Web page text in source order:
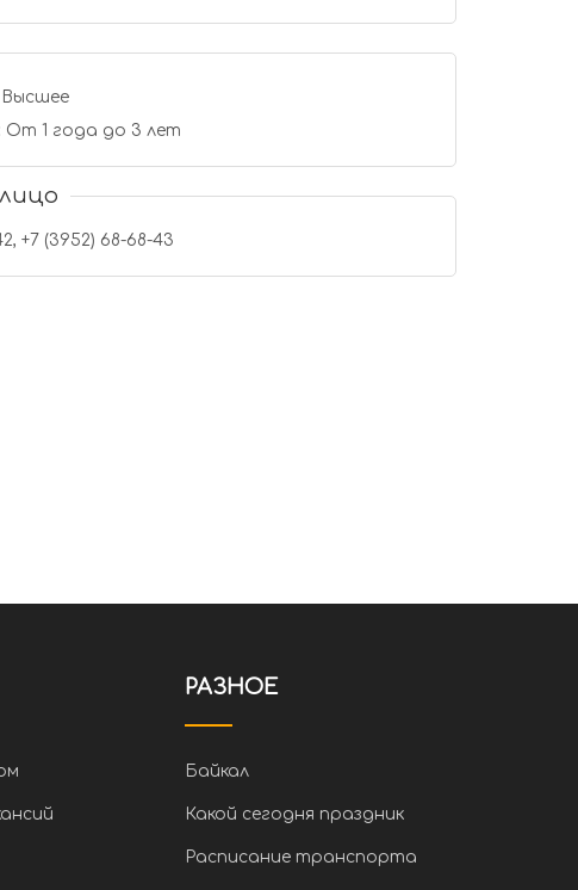
1 года до 3 лет
+7 (3952) 68-68-43
РАЗНОЕ
Байкал
Какой сегодня праздник
Расписание транспорта